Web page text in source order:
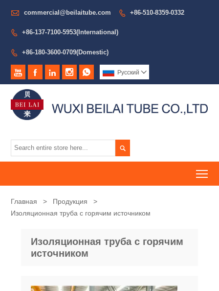
 commercial@beilaitube.com  +86-510-8359-0332
 +86-137-7100-5953(International)
 +86-180-3600-0709(Domestic)
     Pусский 

Главная > Продукция
>
Изоляционная труба с горячим источником
Изоляционная труба с горячим
источником